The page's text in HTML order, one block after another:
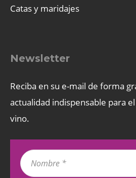
Catas y maridajes
Newsletter
Reciba en su e-mail de forma
actualidad indispensable para
vino.